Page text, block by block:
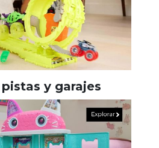
y garajes